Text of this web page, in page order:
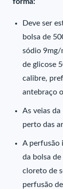
Deve ser
bolsa de
sódio 9mg/
de glicose
calibre,
antebraço
As veias
perto das
A perfusão
da bolsa
cloreto de
perfusão